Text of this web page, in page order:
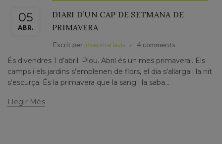
05
ABR.
DIARI D’UN CAP DE SETMANA DE
PRIMAVERA
Escrit per josepmariavia 4 comments
És divendres 1 d’abril. Plou. Abril és un mes primaveral. Els
camps i els jardins s’emplenen de flors, el dia s’allarga i la nit
s’escurça. És la primavera que la sang i la saba...
Llegir Més